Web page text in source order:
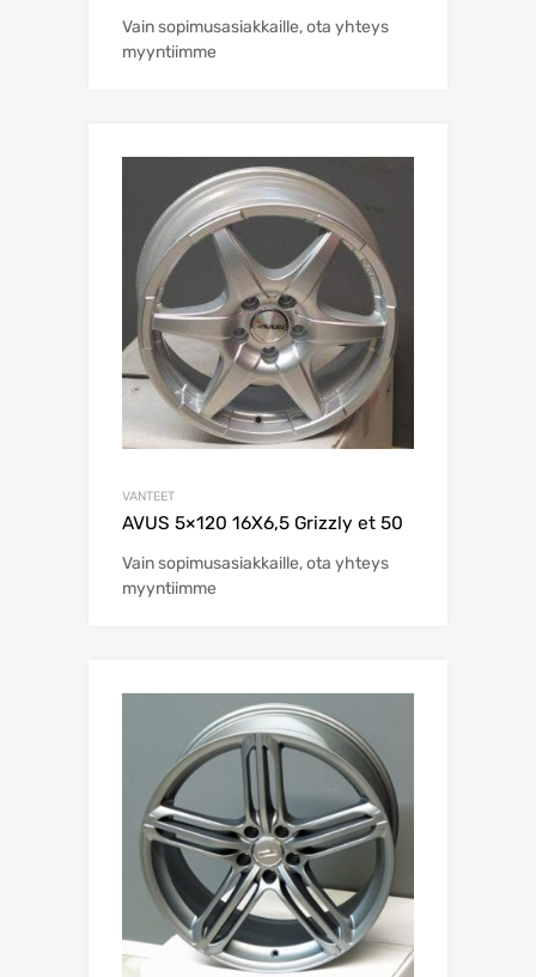
Vain sopimusasiakkaille, ota yhteys
myyntiimme
VANTEET
AVUS 5×120 16X6,5 Grizzly et 50
Vain sopimusasiakkaille, ota yhteys
myyntiimme